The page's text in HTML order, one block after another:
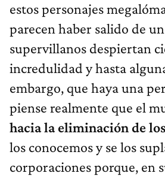
estos personajes
parecen haber salido de
supervillanos despiertan
incredulidad y hasta
embargo, que haya una
piense realmente que el
hacia la eliminación de
los conocemos y se los
corporaciones porque, en